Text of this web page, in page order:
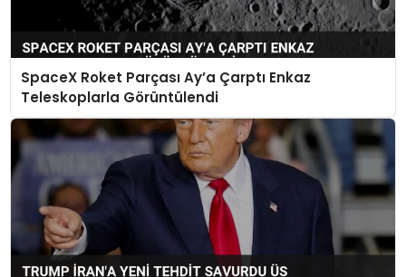
SpaceX Roket Parçası Ay’a Çarptı Enkaz
Teleskoplarla Görüntülendi